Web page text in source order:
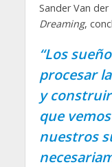
Sander Van der
Dreaming,
“Los
procesar
y
que
nuestros